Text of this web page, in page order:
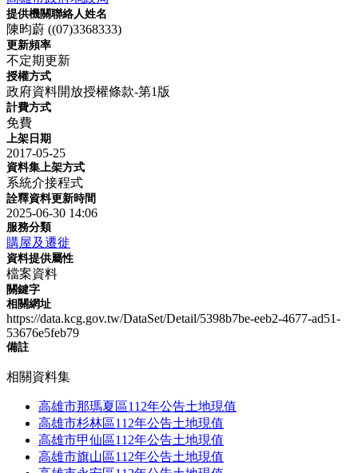
提供機關聯絡人姓名
陳昀蔚 ((07)3368333)
更新頻率
不定期更新
授權方式
政府資料開放授權條款-第1版
計費方式
免費
上架日期
2017-05-25
資料集上架方式
系統介接程式
詮釋資料更新時間
2025-06-30 14:06
服務分類
購屋及遷徙
資料提供屬性
檔案資料
關鍵字
相關網址
https://data.kcg.gov.tw/DataSet/Detail/5398b7be-eeb2-4677-ad51-
53676e5feb79
備註
相關資料集
高雄市那瑪夏區112年公告土地現值
高雄市杉林區112年公告土地現值
高雄市甲仙區112年公告土地現值
高雄市旗山區112年公告土地現值